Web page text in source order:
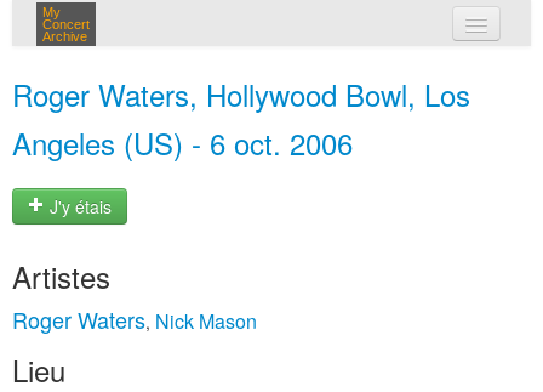
My
Concert
Archive
Roger Waters, Hollywood Bowl, Los
Angeles (US) - 6 oct. 2006
J'y étais
Artistes
Roger Waters, Nick Mason
Lieu